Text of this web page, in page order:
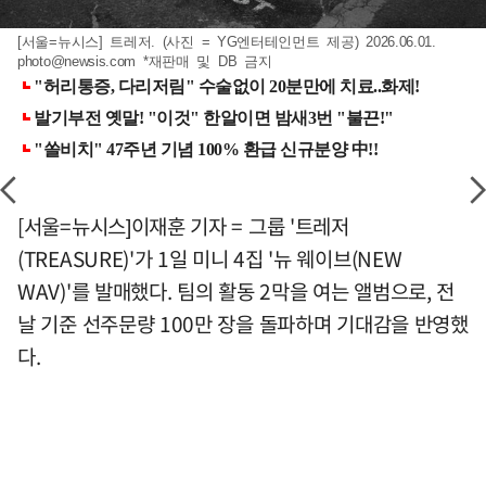
[서울=뉴시스] 트레저. (사진 = YG엔터테인먼트 제공) 2026.06.01.
photo@newsis.com *재판매 및 DB 금지
[서울=뉴시스]이재훈 기자 = 그룹 '트레저
(TREASURE)'가 1일 미니 4집 '뉴 웨이브(NEW
WAV)'를 발매했다. 팀의 활동 2막을 여는 앨범으로, 전
날 기준 선주문량 100만 장을 돌파하며 기대감을 반영했
다.